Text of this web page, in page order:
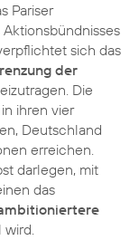
Pariser
sich das
der
Die
ihren vier
Deutschland
erreichen.
darlegen, mit
das
wird.